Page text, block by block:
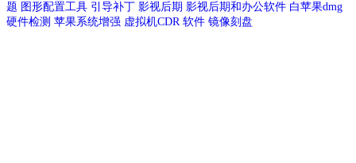
题 图形配置工具 引导补丁 影视后期 影视后期和办公软件 白苹果dmg
硬件检测 苹果系统增强 虚拟机CDR 软件 镜像刻盘